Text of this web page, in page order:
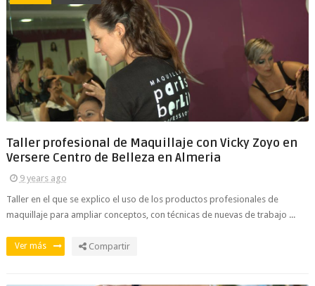
Taller profesional de Maquillaje con Vicky Zoyo en
Versere Centro de Belleza en Almeria
9 years ago
Taller en el que se explico el uso de los productos profesionales de
maquillaje para ampliar conceptos, con técnicas de nuevas de trabajo ...
Ver más Compartir